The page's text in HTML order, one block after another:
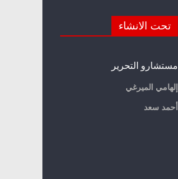
تحت الانشاء
مستشارو التحرير
إلهامي الميرغي
أحمد سعد